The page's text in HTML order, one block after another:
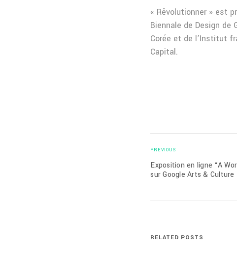
« Rêvolutionner » est
Biennale de Design de
Corée et de l’Institut
Capital.
PREVIOUS
Exposition en ligne “A
sur Google Arts & Culture
RELATED POSTS